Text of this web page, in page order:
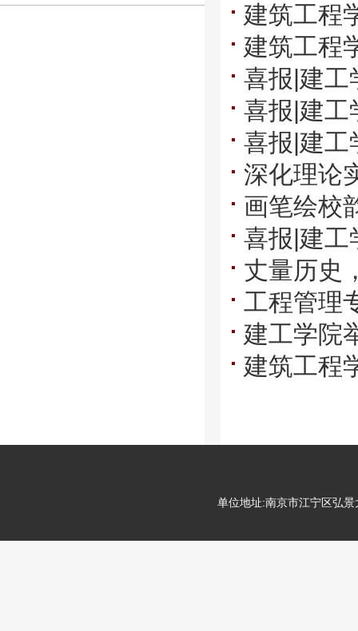
城市更新
建筑工程
育专业认
建筑工程
认证工作
喜报|建工
品信息建
喜报|建工
作品展 荣
喜报|建工
竞赛荣获
深化理论
专业《工
画笔绘校
队风采与
喜报|建工
赛”荣获佳
丈量历史
建筑学专
工程管理
建工学院
建筑工程
单位地址:南京市江宁区弘